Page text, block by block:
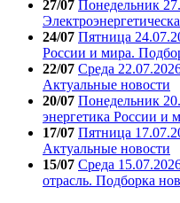
27/07 Понедельник
24/07 Пятница
России и мира.
22/07 Среда
Актуальные новости
20/07 Понедельник
энергетика России и
17/07 Пятница
Актуальные новости
15/07 Среда
отрасль. Подборка